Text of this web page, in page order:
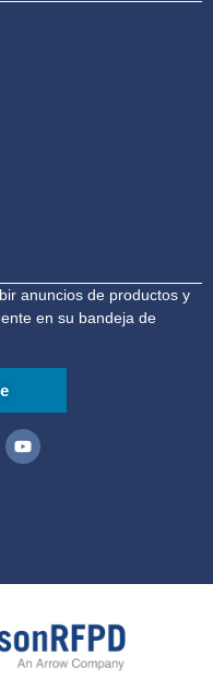
anuncios de productos y
en su bandeja de